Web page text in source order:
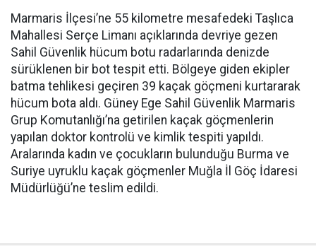
Marmaris İlçesi’ne 55 kilometre mesafedeki Taşlıca
Mahallesi Serçe Limanı açıklarında devriye gezen
Sahil Güvenlik hücum botu radarlarında denizde
sürüklenen bir bot tespit etti. Bölgeye giden ekipler
batma tehlikesi geçiren 39 kaçak göçmeni kurtararak
hücum bota aldı. Güney Ege Sahil Güvenlik Marmaris
Grup Komutanlığı’na getirilen kaçak göçmenlerin
yapılan doktor kontrolü ve kimlik tespiti yapıldı.
Aralarında kadın ve çocukların bulunduğu Burma ve
Suriye uyruklu kaçak göçmenler Muğla İl Göç İdaresi
Müdürlüğü’ne teslim edildi.